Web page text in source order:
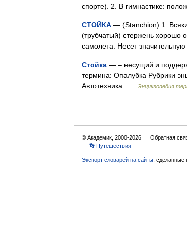
спорте). 2. В гимнастике:
СТОЙКА — (Stanchion) 1.
(трубчатый) стержень
самолета. Несет
Стойка — – несущий и
термина: Опалубка Рубрики
Автотехника …
Энциклопедия
© Академик, 2000-2026 Обратная
👣 Путешествия
Экспорт словарей на сайты , сделанные